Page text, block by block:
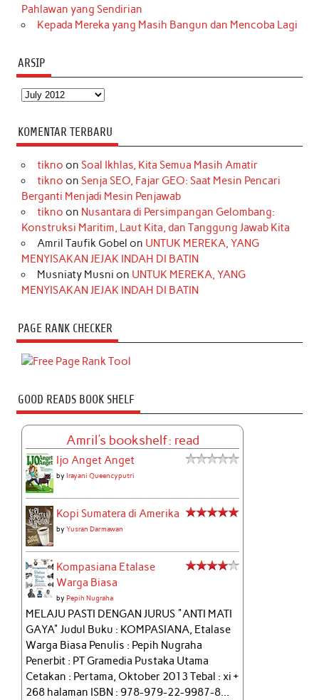
Pahlawan yang Sendirian
Kepada Mereka yang Masih Bangun dan Mencoba Lagi
ARSIP
Arsip
KOMENTAR TERBARU
tikno on Soal Ikhlas, Kita Semua Masih Amatir
tikno on Senja SEO, Fajar GEO: Saat Mesin Pencari
Berganti Menjadi Mesin Penjawab
tikno on Nusantara di Persimpangan Gelombang:
Konstruksi Maritim, Laut Kita, dan Tanggung Jawab Kita
Amril Taufik Gobel on UNTUK MEREKA, YANG
MENYISAKAN JEJAK INDAH DI BATIN
Musniaty Musni on UNTUK MEREKA, YANG
MENYISAKAN JEJAK INDAH DI BATIN
PAGE RANK CHECKER
GOOD READS BOOK SHELF
Amril's bookshelf: read
Ijo Anget Anget
byIrayani Queencyputri
Kopi Sumatera di Amerika
byYusran Darmawan
Kompasiana Etalase
Warga Biasa
byPepih Nugraha
MELAJU PASTI DENGAN JURUS "ANTI MATI
GAYA" Judul Buku : KOMPASIANA, Etalase
Warga Biasa Penulis : Pepih Nugraha
Penerbit : PT Gramedia Pustaka Utama
Cetakan : Pertama, Oktober 2013 Tebal : xi +
268 halaman ISBN : 978-979-22-9987-8...